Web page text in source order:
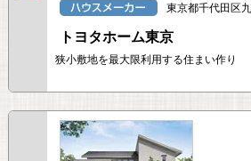
東京都千代田区
トヨタホーム東京
狭小敷地を最大限利用する住まい作り